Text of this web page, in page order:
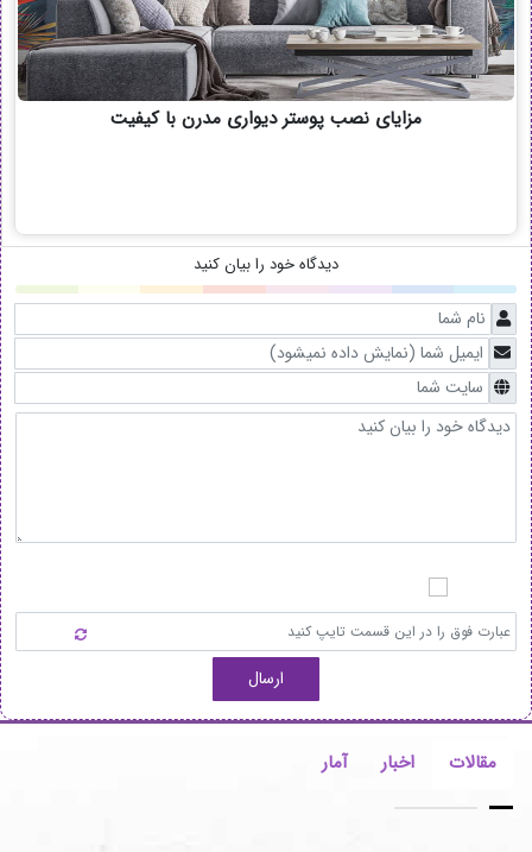
مزایای نصب پوستر دیواری مدرن با کیفیت
دیدگاه خود را بیان کنید
ارسال
مقالات اخبار آمار